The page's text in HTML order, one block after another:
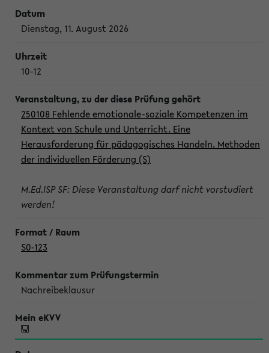
Dienstag, 11. August 2026
10-12
250108 Fehlende emotionale-soziale Kompetenzen im
Kontext von Schule und Unterricht. Eine
Herausforderung für pädagogisches Handeln. Methoden
der individuellen Förderung (S)
M.Ed.ISP SF: Diese Veranstaltung darf nicht vorstudiert
werden!
S0-123
Nachreibeklausur